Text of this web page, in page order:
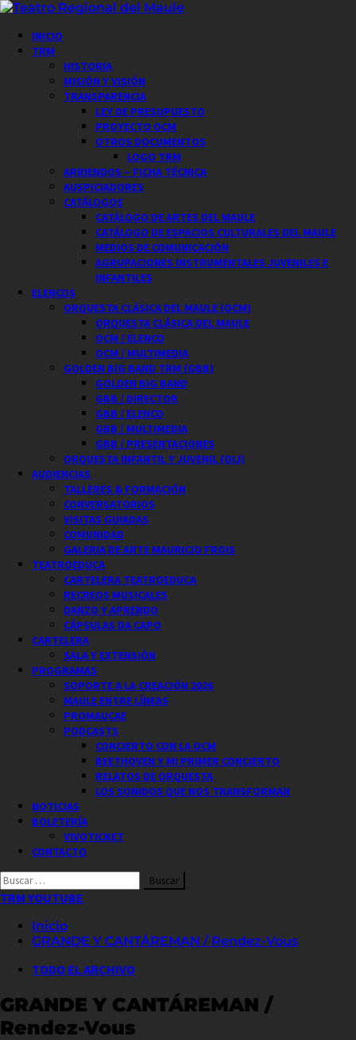
Saltar
contenido
Menú
principal
INICIO
TRM
HISTORIA
MISIÓN Y VISIÓN
TRANSPARENCIA
LEY DE PRESUPUESTO
PROYECTO OCM
OTROS DOCUMENTOS
LOGO TRM
ARRIENDOS – FICHA TÉCNICA
AUSPICIADORES
CATÁLOGOS
CATÁLOGO DE ARTES DEL MAULE
CATÁLOGO DE ESPACIOS CULTURALES DEL MAULE
MEDIOS DE COMUNICACIÓN
AGRUPACIONES INSTRUMENTALES JUVENILES E
INFANTILES
ELENCOS
ORQUESTA CLÁSICA DEL MAULE (OCM)
ORQUESTA CLÁSICA DEL MAULE
OCM / ELENCO
OCM / MULTIMEDIA
GOLDEN BIG BAND TRM (GBB)
GOLDEN BIG BAND
GBB / DIRECTOR
GBB / ELENCO
GBB / MULTIMEDIA
GBB / PRESENTACIONES
ORQUESTA INFANTIL Y JUVENIL (OIJ)
AUDIENCIAS
TALLERES & FORMACIÓN
CONVERSATORIOS
VISITAS GUIADAS
COMUNIDAD
GALERIA DE ARTE MAURICIO FROIS
TEATROEDUCA
CARTELERA TEATROEDUCA
RECREOS MUSICALES
DANZO Y APRENDO
CÁPSULAS DA CAPO
CARTELERA
SALA Y EXTENSIÓN
PROGRAMAS
SOPORTE A LA CREACIÓN 2026
MAULE ENTRE LÍNEAS
PROMAUCAE
PODCASTS
CONCIERTO CON LA OCM
BEETHOVEN Y MI PRIMER CONCIERTO
RELATOS DE ORQUESTA
LOS SONIDOS QUE NOS TRANSFORMAN
NOTICIAS
BOLETERÍA
VIVOTICKET
CONTACTO
Buscar
por:
TRM YOUTUBE
Inicio
GRANDE Y CANTÁREMAN / Rendez-Vous
TODO EL ARCHIVO
GRANDE Y CANTÁREMAN /
Rendez-Vous